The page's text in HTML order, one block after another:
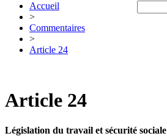
Accueil
>
Commentaires
>
Article 24
Article 24
Législation du travail et sécurité sociale